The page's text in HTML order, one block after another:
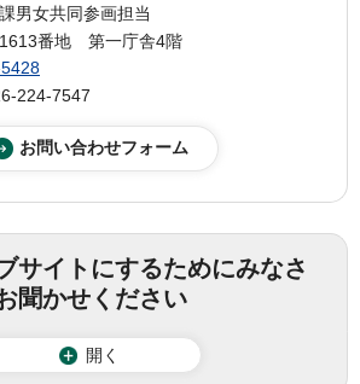
男女共同参画担当
番地 第一庁舎4階
224-7547
サイトにするためにみなさ
聞かせください
開く